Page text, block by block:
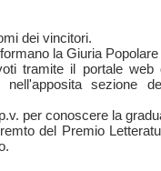
dei vincitori.
la Giuria
tramite il portale web
nell'apposita sezione
per conoscere la
del Premio